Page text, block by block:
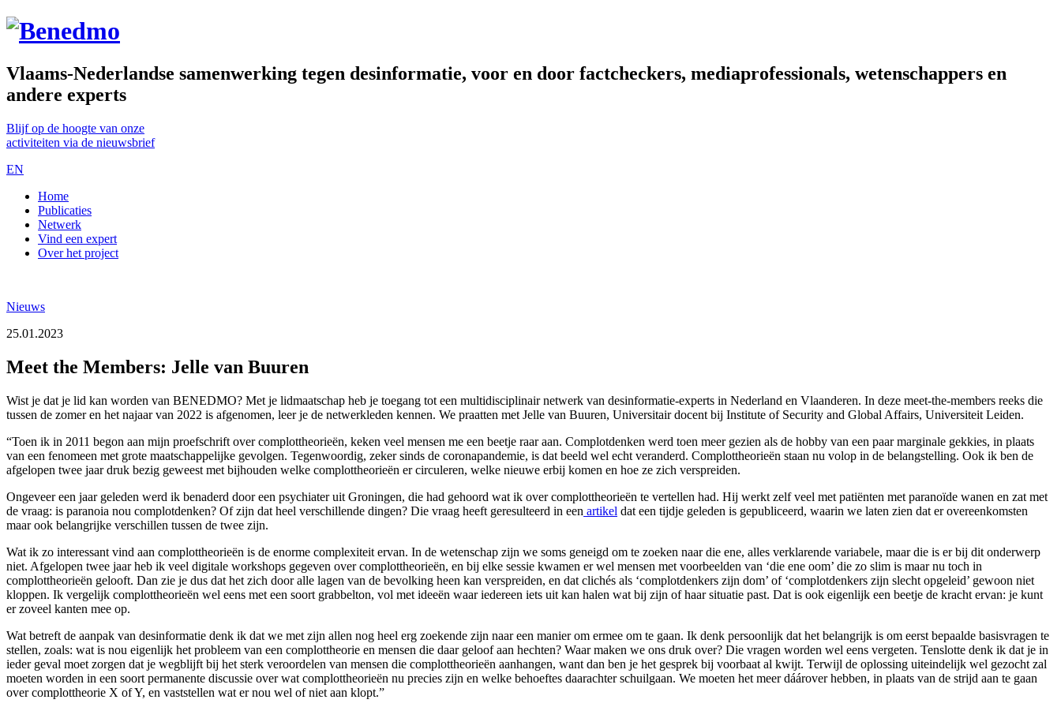
Vlaams-Nederlandse samenwerking tegen desinformatie, voor en door factcheckers, mediaprofessionals, wetenschappers en
andere experts
Blijf op de hoogte van onze
activiteiten via de nieuwsbrief
EN
Home
Publicaties
Netwerk
Vind een expert
Over het project
Nieuws
25.01.2023
Meet the Members: Jelle van Buuren
Wist je dat je lid kan worden van BENEDMO? Met je lidmaatschap heb je toegang tot een multidisciplinair netwerk van desinformatie-experts in Nederland en Vlaanderen. In deze meet-the-members reeks die
tussen de zomer en het najaar van 2022 is afgenomen, leer je de netwerkleden kennen. We praatten met Jelle van Buuren, Universitair docent bij Institute of Security and Global Affairs, Universiteit Leiden.
“Toen ik in 2011 begon aan mijn proefschrift over complottheorieën, keken veel mensen me een beetje raar aan. Complotdenken werd toen meer gezien als de hobby van een paar marginale gekkies, in plaats
van een fenomeen met grote maatschappelijke gevolgen. Tegenwoordig, zeker sinds de coronapandemie, is dat beeld wel echt veranderd. Complottheorieën staan nu volop in de belangstelling. Ook ik ben de
afgelopen twee jaar druk bezig geweest met bijhouden welke complottheorieën er circuleren, welke nieuwe erbij komen en hoe ze zich verspreiden.
Ongeveer een jaar geleden werd ik benaderd door een psychiater uit Groningen, die had gehoord wat ik over complottheorieën te vertellen had. Hij werkt zelf veel met patiënten met paranoïde wanen en zat met
de vraag: is paranoia nou complotdenken? Of zijn dat heel verschillende dingen? Die vraag heeft geresulteerd in een artikel dat een tijdje geleden is gepubliceerd, waarin we laten zien dat er overeenkomsten
maar ook belangrijke verschillen tussen de twee zijn.
Wat ik zo interessant vind aan complottheorieën is de enorme complexiteit ervan. In de wetenschap zijn we soms geneigd om te zoeken naar die ene, alles verklarende variabele, maar die is er bij dit onderwerp
niet. Afgelopen twee jaar heb ik veel digitale workshops gegeven over complottheorieën, en bij elke sessie kwamen er wel mensen met voorbeelden van ‘die ene oom’ die zo slim is maar nu toch in
complottheorieën gelooft. Dan zie je dus dat het zich door alle lagen van de bevolking heen kan verspreiden, en dat clichés als ‘complotdenkers zijn dom’ of ‘complotdenkers zijn slecht opgeleid’ gewoon niet
kloppen. Ik vergelijk complottheorieën wel eens met een soort grabbelton, vol met ideeën waar iedereen iets uit kan halen wat bij zijn of haar situatie past. Dat is ook eigenlijk een beetje de kracht ervan: je kunt
er zoveel kanten mee op.
Wat betreft de aanpak van desinformatie denk ik dat we met zijn allen nog heel erg zoekende zijn naar een manier om ermee om te gaan. Ik denk persoonlijk dat het belangrijk is om eerst bepaalde basisvragen te
stellen, zoals: wat is nou eigenlijk het probleem van een complottheorie en mensen die daar geloof aan hechten? Waar maken we ons druk over? Die vragen worden wel eens vergeten. Tenslotte denk ik dat je in
ieder geval moet zorgen dat je wegblijft bij het sterk veroordelen van mensen die complottheorieën aanhangen, want dan ben je het gesprek bij voorbaat al kwijt. Terwijl de oplossing uiteindelijk wel gezocht zal
moeten worden in een soort permanente discussie over wat complottheorieën nu precies zijn en welke behoeftes daarachter schuilgaan. We moeten het meer dáárover hebben, in plaats van de strijd aan te gaan
over complottheorie X of Y, en vaststellen wat er nou wel of niet aan klopt.”